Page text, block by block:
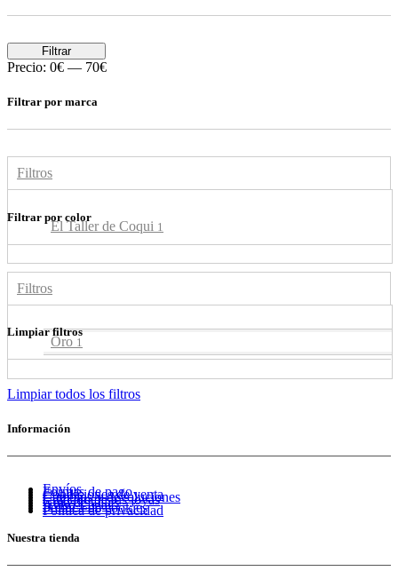
Filtrar
Precio: 0€ — 70€
Filtrar por marca
Filtros
El Taller de Coqui 1
Filtrar por color
Filtros
Oro 1
Limpiar filtros
Limpiar todos los filtros
Información
Envíos
Formas de pago
Condiciones de venta
Cambios y devoluciones
Cuidado de tus joyas
Guía de tallas
Aviso Legal
Política de cookies
Política de privacidad
Nuestra tienda